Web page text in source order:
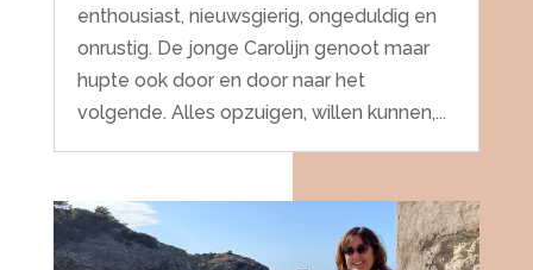
enthousiast, nieuwsgierig, ongeduldig en
onrustig. De jonge Carolijn genoot maar
hupte ook door en door naar het
volgende. Alles opzuigen, willen kunnen,...